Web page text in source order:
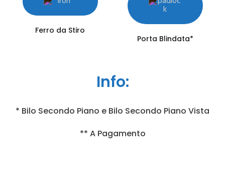
Ferro da Stiro
Porta Blindata*
Info:
* Bilo Secondo Piano e Bilo Secondo Piano Vista
** A Pagamento